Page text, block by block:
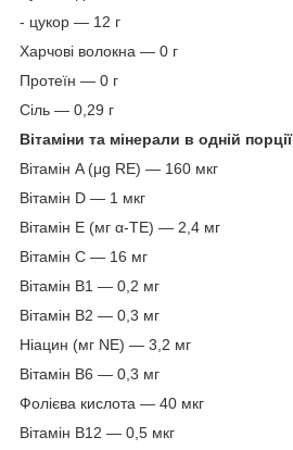
- цукор — 12 г
Харчові волокна — 0 г
Протеїн — 0 г
Сіль — 0,29 г
Вітаміни та мінерали в одній порції
Вітамін A (μg RE) — 160 мкг
Вітамін D — 1 мкг
Вітамін E (мг α-TE) — 2,4 мг
Вітамін С — 16 мг
Вітамін B1 — 0,2 мг
Вітамін В2 — 0,3 мг
Ніацин (мг NE) — 3,2 мг
Вітамін B6 — 0,3 мг
Фолієва кислота — 40 мкг
Вітамін B12 — 0,5 мкг